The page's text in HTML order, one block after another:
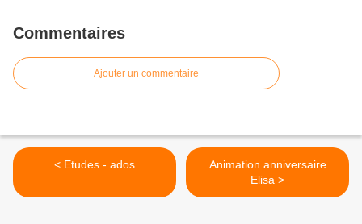
Commentaires
Ajouter un commentaire
< Etudes - ados
Animation anniversaire
Elisa >